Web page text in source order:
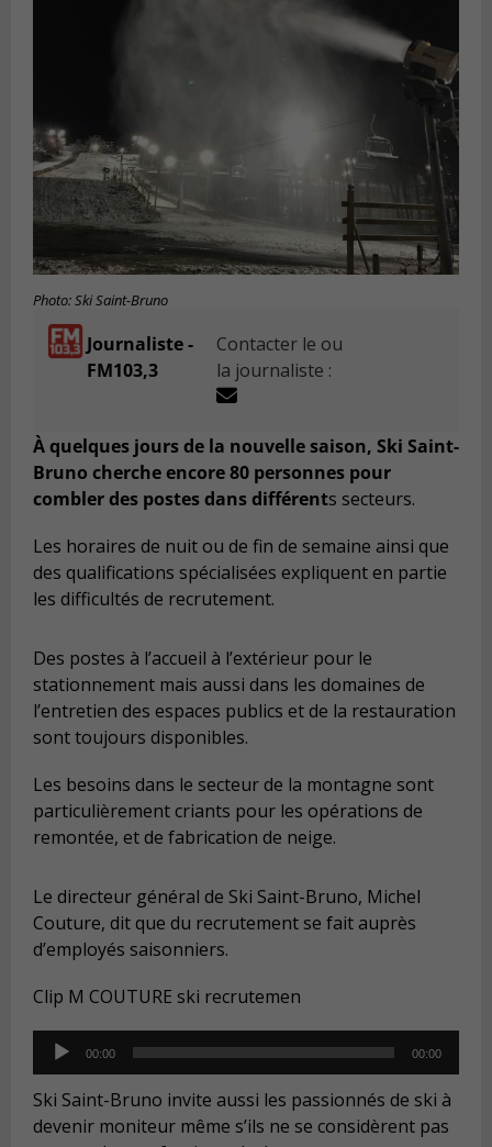
Photo: Ski Saint-Bruno
Journaliste -
FM103,3
Contacter le ou
la journaliste :
À quelques jours de la nouvelle saison, Ski Saint-
Bruno cherche encore 80 personnes pour
combler des postes dans différents secteurs.
Les horaires de nuit ou de fin de semaine ainsi que
des qualifications spécialisées expliquent en partie
les difficultés de recrutement.
Des postes à l’accueil à l’extérieur pour le
stationnement mais aussi dans les domaines de
l’entretien des espaces publics et de la restauration
sont toujours disponibles.
Les besoins dans le secteur de la montagne sont
particulièrement criants pour les opérations de
remontée, et de fabrication de neige.
Le directeur général de Ski Saint-Bruno, Michel
Couture, dit que du recrutement se fait auprès
d’employés saisonniers.
Clip M COUTURE ski recrutemen
Audio
Player
00:00 00:00
Ski Saint-Bruno invite aussi les passionnés de ski à
devenir moniteur même s’ils ne se considèrent pas